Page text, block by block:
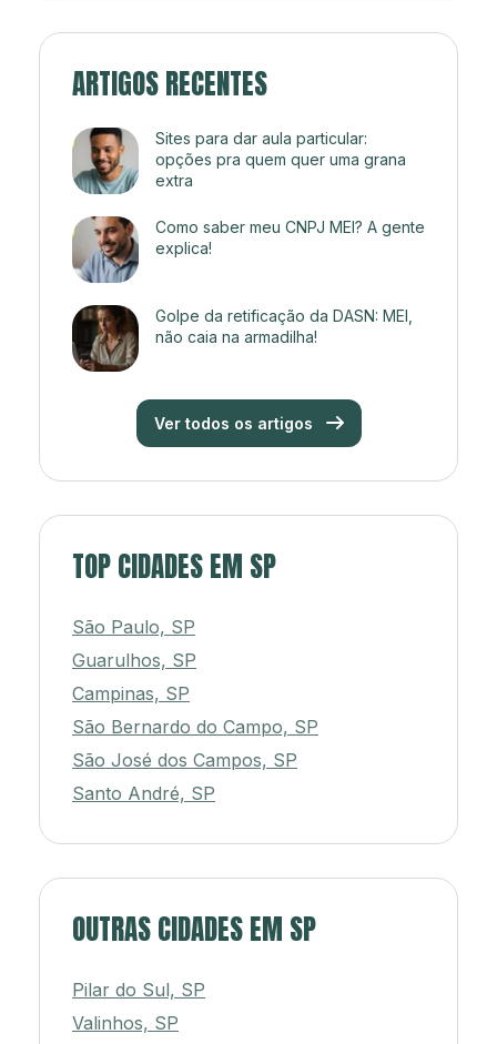
ARTIGOS RECENTES
Sites para dar aula particular:
opções pra quem quer uma grana
extra
Como saber meu CNPJ MEI? A gente
explica!
Golpe da retificação da DASN: MEI,
não caia na armadilha!
Ver todos os artigos
TOP CIDADES EM SP
São Paulo, SP
Guarulhos, SP
Campinas, SP
São Bernardo do Campo, SP
São José dos Campos, SP
Santo André, SP
OUTRAS CIDADES EM SP
Pilar do Sul, SP
Valinhos, SP